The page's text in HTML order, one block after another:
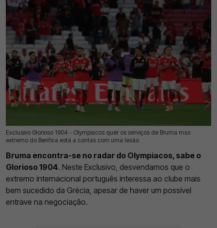
Exclusivo Glorioso 1904 - Olympiacos quer os serviços de Bruma mas
extremo do Benfica está a contas com uma lesão
18 Jul 2026 | 03:00 | 0
Bruma encontra-se no radar do Olympiacos, sabe o
Glorioso 1904. Neste Exclusivo, desvendamos que o
extremo internacional português interessa ao clube mais
bem sucedido da Grécia, apesar de haver um possível
entrave na negociação.